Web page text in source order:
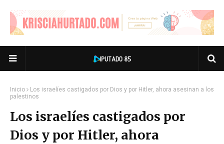
Inicio
Los israelíes castigados por Dios y por Hitler, ahora asesinan a los
palestinos
Los israelíes castigados por
Dios y por Hitler, ahora